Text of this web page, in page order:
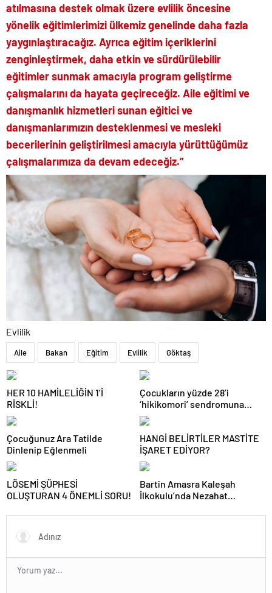
atılmasına destek olmak üzere evlilik öncesine
yönelik eğitimlerimizi ülkemiz genelinde daha fazla
yaygınlaştıracağız. Ayrıca eğitim içeriklerini
zenginleştirmek, daha etkin ve sürdürülebilir
eğitimler sunmak amacıyla program geliştirme
çalışmalarını da hayata geçireceğiz. Aile eğitimi ve
danışmanlık hizmetleri sunan eğitici ve
danışmanlarımızın desteklenmesi ve mesleki
becerilerinin geliştirilmesi amacıyla yürüttüğümüz
çalışmalarımıza da devam edeceğiz.”
Evlilik
Aile Bakan Eğitim Evlilik Göktaş
HER 10 HAMİLELİĞİN 1’İ
RİSKLİ!
Çocukların yüzde 28’i
‘hikikomori’ sendromuna
maruz kalıyor
Çocuğunuz Ara Tatilde
Dinlenip Eğlenmeli
HANGİ BELİRTİLER MASTİTE
İŞARET EDİYOR?
LÖSEMİ ŞÜPHESİ
OLUŞTURAN 4 ÖNEMLİ SORU!
Bartin Amasra Kaleşah
İlkokulu’nda Nezahat
Uluslararası Başarı